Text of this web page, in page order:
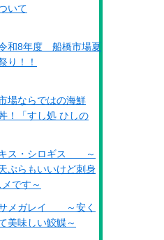
いて
和8年度 船橋市場夏
り！！
場ならではの海鮮
！「すし処 ひしの
ス・シロギス ～
ぷらもいいけど刺身
です～
メガレイ ～安く
美味しい鮫鰈～